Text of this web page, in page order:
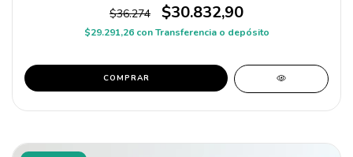
$36.274 $30.832,90
$29.291,26 con Transferencia o depósito
COMPRAR